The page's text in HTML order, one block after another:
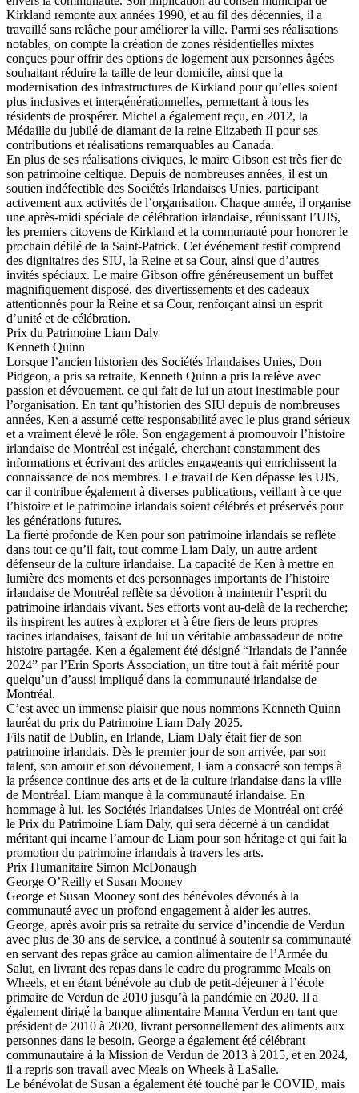
Kirkland remonte aux années 1990, et au fil des décennies, il a
travaillé sans relâche pour améliorer la ville. Parmi ses réalisations
notables, on compte la création de zones résidentielles mixtes
conçues pour offrir des options de logement aux personnes âgées
souhaitant réduire la taille de leur domicile, ainsi que la
modernisation des infrastructures de Kirkland pour qu’elles soient
plus inclusives et intergénérationnelles, permettant à tous les
résidents de prospérer. Michel a également reçu, en 2012, la
Médaille du jubilé de diamant de la reine Elizabeth II pour ses
contributions et réalisations remarquables au Canada.
En plus de ses réalisations civiques, le maire Gibson est très fier de
son patrimoine celtique. Depuis de nombreuses années, il est un
soutien indéfectible des Sociétés Irlandaises Unies, participant
activement aux activités de l’organisation. Chaque année, il organise
une après-midi spéciale de célébration irlandaise, réunissant l’UIS,
les premiers citoyens de Kirkland et la communauté pour honorer le
prochain défilé de la Saint-Patrick. Cet événement festif comprend
des dignitaires des SIU, la Reine et sa Cour, ainsi que d’autres
invités spéciaux. Le maire Gibson offre généreusement un buffet
magnifiquement disposé, des divertissements et des cadeaux
attentionnés pour la Reine et sa Cour, renforçant ainsi un esprit
d’unité et de célébration.
Prix du Patrimoine Liam Daly
Kenneth Quinn
Lorsque l’ancien historien des Sociétés Irlandaises Unies, Don
Pidgeon, a pris sa retraite, Kenneth Quinn a pris la relève avec
passion et dévouement, ce qui fait de lui un atout inestimable pour
l’organisation. En tant qu’historien des SIU depuis de nombreuses
années, Ken a assumé cette responsabilité avec le plus grand sérieux
et a vraiment élevé le rôle. Son engagement à promouvoir l’histoire
irlandaise de Montréal est inégalé, cherchant constamment des
informations et écrivant des articles engageants qui enrichissent la
connaissance de nos membres. Le travail de Ken dépasse les UIS,
car il contribue également à diverses publications, veillant à ce que
l’histoire et le patrimoine irlandais soient célébrés et préservés pour
les générations futures.
La fierté profonde de Ken pour son patrimoine irlandais se reflète
dans tout ce qu’il fait, tout comme Liam Daly, un autre ardent
défenseur de la culture irlandaise. La capacité de Ken à mettre en
lumière des moments et des personnages importants de l’histoire
irlandaise de Montréal reflète sa dévotion à maintenir l’esprit du
patrimoine irlandais vivant. Ses efforts vont au-delà de la recherche;
ils inspirent les autres à explorer et à être fiers de leurs propres
racines irlandaises, faisant de lui un véritable ambassadeur de notre
histoire partagée. Ken a également été désigné “Irlandais de l’année
2024” par l’Erin Sports Association, un titre tout à fait mérité pour
quelqu’un d’aussi impliqué dans la communauté irlandaise de
Montréal.
C’est avec un immense plaisir que nous nommons Kenneth Quinn
lauréat du prix du Patrimoine Liam Daly 2025.
Fils natif de Dublin, en Irlande, Liam Daly était fier de son
patrimoine irlandais. Dès le premier jour de son arrivée, par son
talent, son amour et son dévouement, Liam a consacré son temps à
la présence continue des arts et de la culture irlandaise dans la ville
de Montréal. Liam manque à la communauté irlandaise. En
hommage à lui, les Sociétés Irlandaises Unies de Montréal ont créé
le Prix du Patrimoine Liam Daly, qui sera décerné à un candidat
méritant qui incarne l’amour de Liam pour son héritage et qui fait la
promotion du patrimoine irlandais à travers les arts.
Prix Humanitaire Simon McDonaugh
George O’Reilly et Susan Mooney
George et Susan Mooney sont des bénévoles dévoués à la
communauté avec un profond engagement à aider les autres.
George, après avoir pris sa retraite du service d’incendie de Verdun
avec plus de 30 ans de service, a continué à soutenir sa communauté
en servant des repas grâce au camion alimentaire de l’Armée du
Salut, en livrant des repas dans le cadre du programme Meals on
Wheels, et en étant bénévole au club de petit-déjeuner à l’école
primaire de Verdun de 2010 jusqu’à la pandémie en 2020. Il a
également dirigé la banque alimentaire Manna Verdun en tant que
président de 2010 à 2020, livrant personnellement des aliments aux
personnes dans le besoin. George a également été célébrant
communautaire à la Mission de Verdun de 2013 à 2015, et en 2024,
il a repris son travail avec Meals on Wheels à LaSalle.
Le bénévolat de Susan a également été touché par le COVID, mais